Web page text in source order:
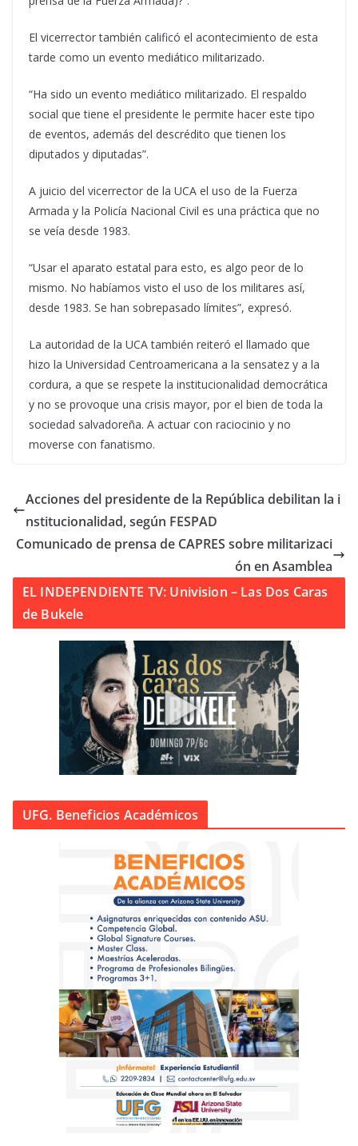
El vicerrector también calificó el acontecimiento de esta
tarde como un evento mediático militarizado.
“Ha sido un evento mediático militarizado. El respaldo
social que tiene el presidente le permite hacer este tipo
de eventos, además del descrédito que tienen los
diputados y diputadas”.
A juicio del vicerrector de la UCA el uso de la Fuerza
Armada y la Policía Nacional Civil es una práctica que no
se veía desde 1983.
“Usar el aparato estatal para esto, es algo peor de lo
mismo. No habíamos visto el uso de los militares así,
desde 1983. Se han sobrepasado límites”, expresó.
La autoridad de la UCA también reiteró el llamado que
hizo la Universidad Centroamericana a la sensatez y a la
cordura, a que se respete la institucionalidad democrática
y no se provoque una crisis mayor, por el bien de toda la
sociedad salvadoreña. A actuar con raciocinio y no
moverse con fanatismo.
Acciones del presidente de la República debilitan la i
nstitucionalidad, según FESPAD
Comunicado de prensa de CAPRES sobre militarizaci
ón en Asamblea
EL INDEPENDIENTE TV: Univision – Las Dos Caras
de Bukele
UFG. Beneficios Académicos